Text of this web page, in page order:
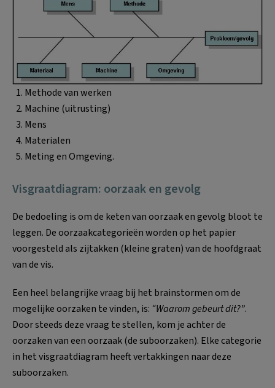
Methode van werken
Machine (uitrusting)
Mens
Materialen
Meting en Omgeving.
Visgraatdiagram: oorzaak en gevolg
De bedoeling is om de keten van oorzaak en gevolg bloot te
leggen. De oorzaakcategorieën worden op het papier
voorgesteld als zijtakken (kleine graten) van de hoofdgraat
van de vis.
Een heel belangrijke vraag bij het brainstormen om de
mogelijke oorzaken te vinden, is: “Waarom gebeurt dit?”.
Door steeds deze vraag te stellen, kom je achter de
oorzaken van een oorzaak (de suboorzaken). Elke categorie
in het visgraatdiagram heeft vertakkingen naar deze
suboorzaken.